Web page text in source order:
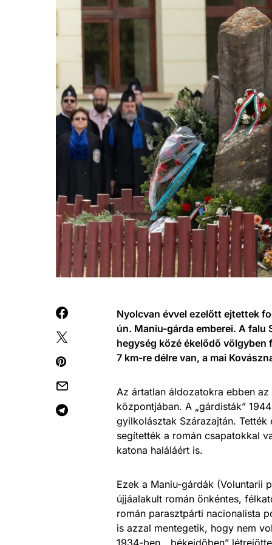
Nyolcvan évvel ezelőtt ejtettek
ún. Maniu-gárda emberei. A
hegység közé ékelődő
7 km-re délre van, a mai
Az ártatlan áldozatokra ebben
központjában. A „gárdisták”
gyilkolásztak Szárazajtán.
segítették a román csapatokkal
katona haláláért is.
Ezek a Maniu-gárdák (Voluntarii
újjáalakult román önkéntes,
román parasztpárti nacionalista
is azzal mentegetik, hogy nem